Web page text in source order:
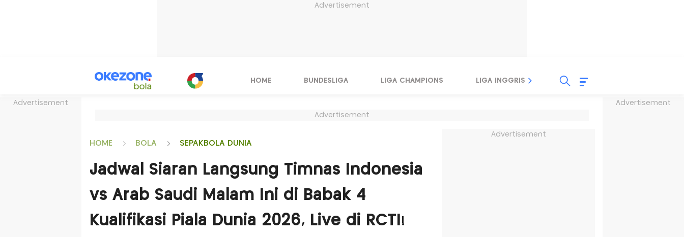
Advertisement
Advertisement Advertisement
HOME BUNDESLIGA LIGA CHAMPIONS LIGA INGGRIS LIGA ITALIA
Advertisement
HOME BOLA SEPAKBOLA DUNIA
Jadwal Siaran Langsung Timnas Indonesia
vs Arab Saudi Malam Ini di Babak 4
Kualifikasi Piala Dunia 2026, Live di RCTI!
Advertisement